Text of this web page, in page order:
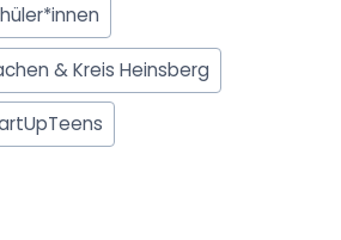
& Kreis Heinsberg